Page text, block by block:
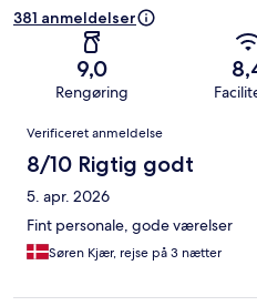
381 anmeldelser
9,0
Rengøring
Anmeldelser
Verificeret anmeldelse
8/10 Rigtig godt
5. apr. 2026
Fint personale, gode værelser
Søren Kjær, rejse på 3 nætter